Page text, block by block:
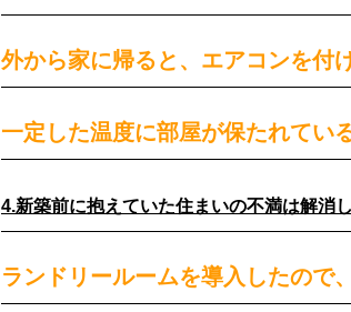
外から家に帰ると、エアコンを付
一定した温度に部屋が保たれてい
4.新築前に抱えていた住まいの不満は解消
ランドリールームを導入したので